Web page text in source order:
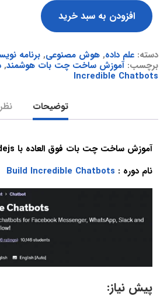
افزودن به سبد خرید
دسته: علم داده, هوش مصنوعی, برنامه
برچسب: آموزش ساخت چت بات هوشمند,
Incredible Chatbots
توضیحات
آموزش ساخت چت بات فوق العاده با Nodejs و جاوااسکریپت
نام دوره : Build Incredible Chatbots
پیش نیاز: